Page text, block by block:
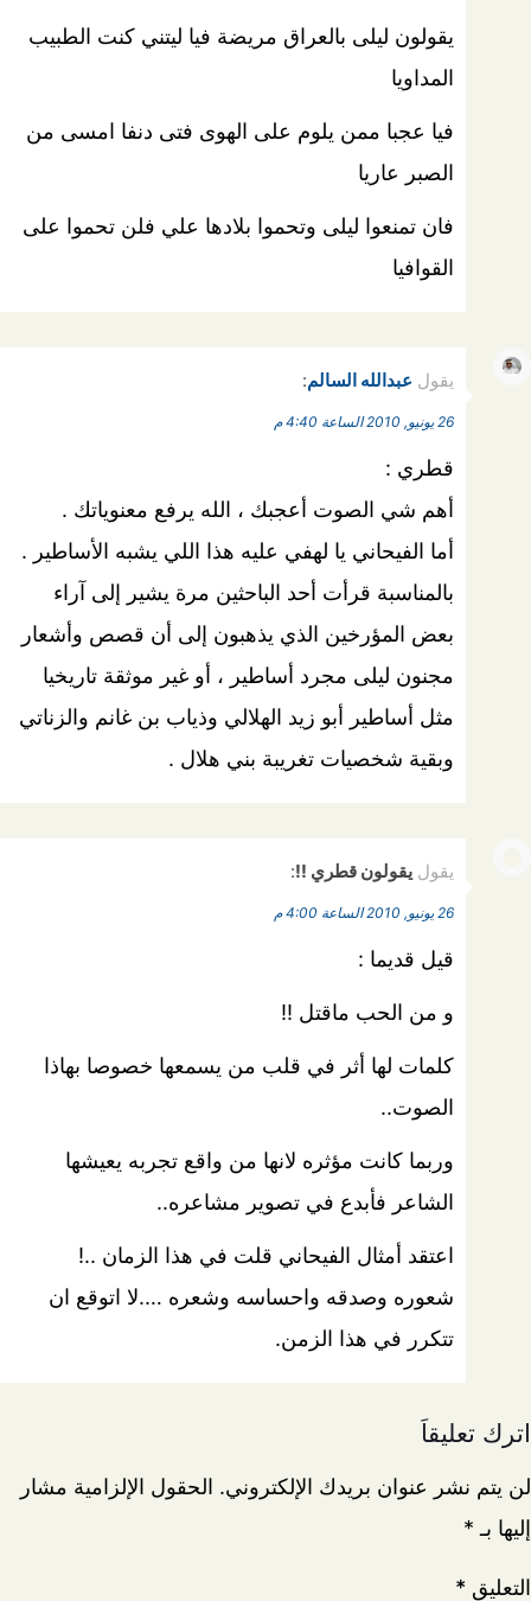
يقولون ليلى بالعراق مريضة فيا ليتني كنت الطبيب
المداويا
فيا عجبا ممن يلوم على الهوى فتى دنفا امسى من
الصبر عاريا
فان تمنعوا ليلى وتحموا بلادها علي فلن تحموا على
القوافيا
يقول عبدالله السالم:
26 يونيو, 2010 الساعة 4:40 م
قطري :
أهم شي الصوت أعجبك ، الله يرفع معنوياتك .
أما الفيحاني يا لهفي عليه هذا اللي يشبه الأساطير .
بالمناسبة قرأت أحد الباحثين مرة يشير إلى آراء
بعض المؤرخين الذي يذهبون إلى أن قصص وأشعار
مجنون ليلى مجرد أساطير ، أو غير موثقة تاريخيا
مثل أساطير أبو زيد الهلالي وذياب بن غانم والزناتي
وبقية شخصيات تغريبة بني هلال .
يقول يقولون قطري !!:
26 يونيو, 2010 الساعة 4:00 م
قيل قديما :
و من الحب ماقتل !!
كلمات لها أثر في قلب من يسمعها خصوصا بهاذا
الصوت..
وربما كانت مؤثره لانها من واقع تجربه يعيشها
الشاعر فأبدع في تصوير مشاعره..
اعتقد أمثال الفيحاني قلت في هذا الزمان ..!
شعوره وصدقه واحساسه وشعره ….لا اتوقع ان
تتكرر في هذا الزمن.
اترك تعليقاً
لن يتم نشر عنوان بريدك الإلكتروني. الحقول الإلزامية مشار
إليها بـ *
التعليق *